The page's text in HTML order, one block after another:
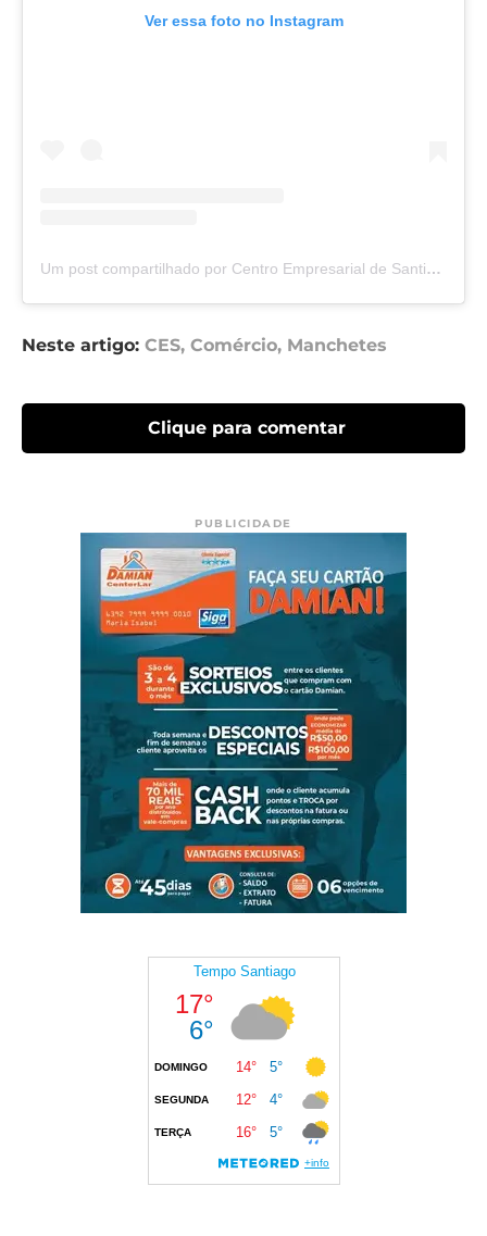
Ver essa foto no Instagram
Um post compartilhado por Centro Empresarial de Santiago (@ces.santiago.rs)
Neste artigo: CES, Comércio, Manchetes
Clique para comentar
PUBLICIDADE